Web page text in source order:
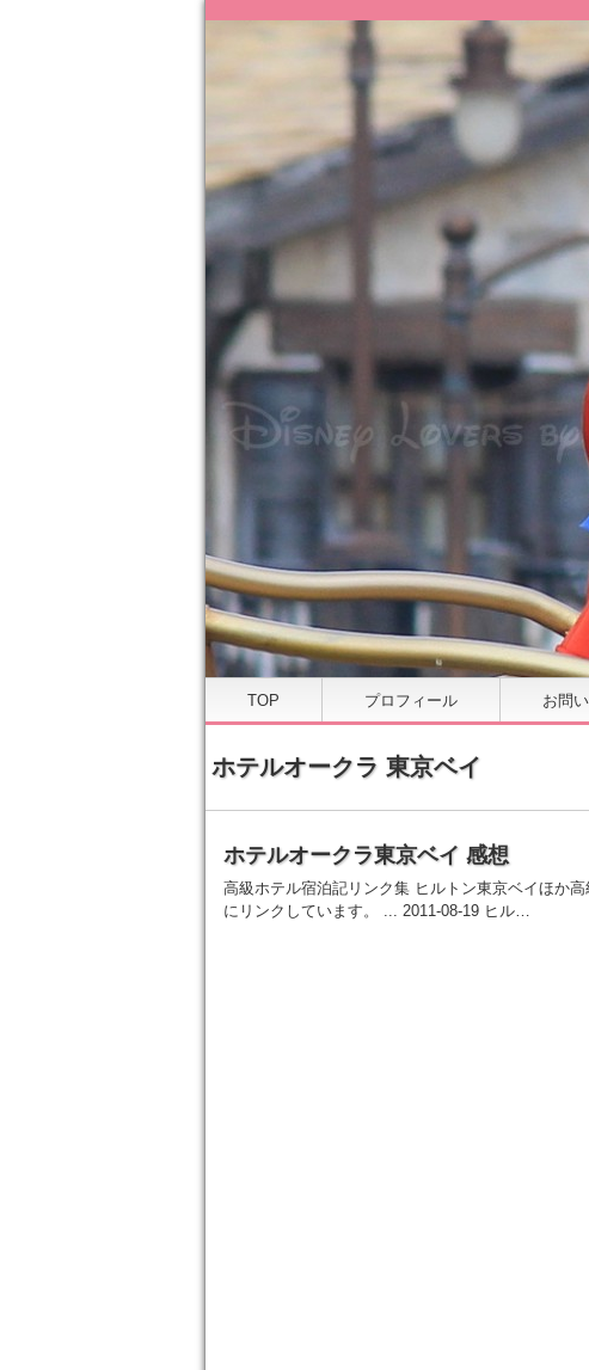
TOP プロフィール お問
ホテルオークラ 東京ベイ
ホテルオークラ東京ベイ 感想
高級ホテル宿泊記リンク集 ヒルトン東京ベイほか
にリンクしています。 ... 2011-08-19 ヒル…